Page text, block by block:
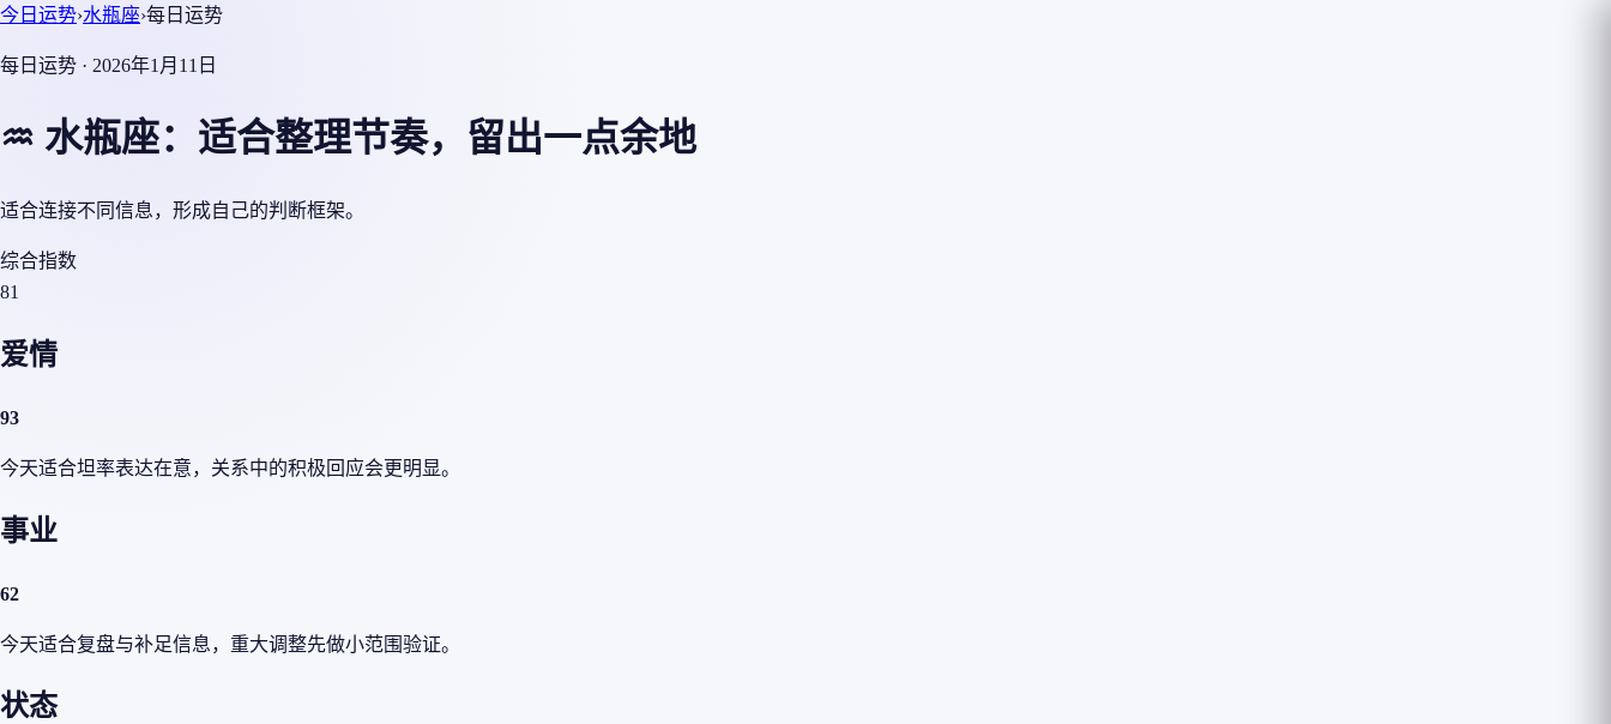
今日运势›水瓶座›每日运势
每日运势 · 2026年1月11日
♒ 水瓶座：适合整理节奏，留出一点余地
适合连接不同信息，形成自己的判断框架。
综合指数
81
爱情
93
今天适合坦率表达在意，关系中的积极回应会更明显。
事业
62
今天适合复盘与补足信息，重大调整先做小范围验证。
状态